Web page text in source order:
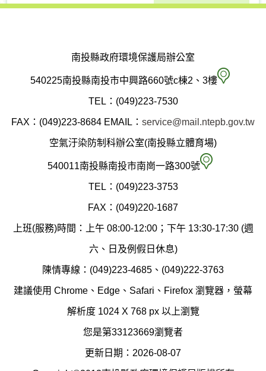
南投縣政府環境保護局辦公室
540225南投縣南投市中興路660號c棟2、3樓 南
縣
保
局
圖
TEL：(049)223-7530
FAX：(049)223-8684 EMAIL： service@mail.ntepb.gov.tw
空氣汙染防制科辦公室(南投縣立體育場)
540011南投縣南投市南崗一路300號 空
染
制
科
TEL：(049)223-3753
FAX：(049)220-1687
上班(服務)時間：上午 08:00-12:00；下午 13:30-17:30 (週
六、日及例假日休息)
陳情專線：(049)223-4685、(049)222-3763
建議使用 Chrome、Edge、Safari、Firefox 瀏覽器，螢幕
解析度 1024 X 768 px 以上瀏覽
您是第33123669瀏覽者
更新日期：2026-08-07